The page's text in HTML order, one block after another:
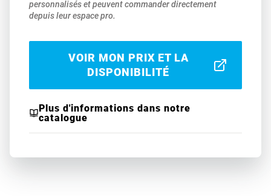
personnalisés et peuvent commander directement
depuis leur espace pro.
VOIR MON PRIX ET LA
DISPONIBILITÉ
Plus d'informations dans notre
catalogue